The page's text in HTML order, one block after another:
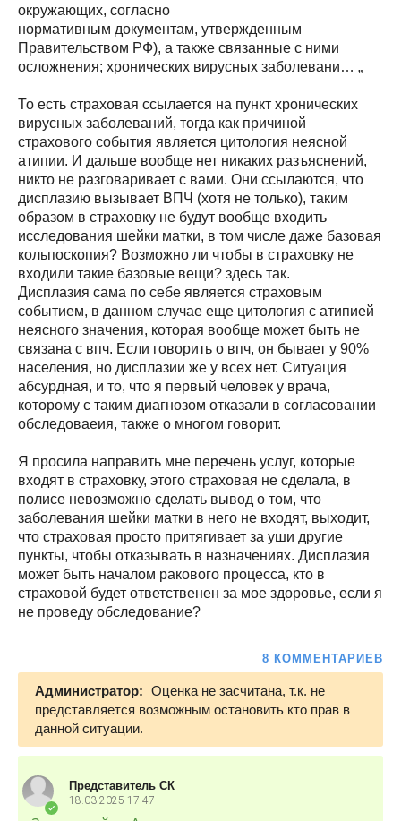
окружающих, согласно
нормативным документам, утвержденным
Правительством РФ), а также связанные с ними
осложнения; хронических вирусных заболевани… „
То есть страховая ссылается на пункт хронических
вирусных заболеваний, тогда как причиной
страхового события является цитология неясной
атипии. И дальше вообще нет никаких разъяснений,
никто не разговаривает с вами. Они ссылаются, что
дисплазию вызывает ВПЧ (хотя не только), таким
образом в страховку не будут вообще входить
исследования шейки матки, в том числе даже базовая
кольпоскопия? Возможно ли чтобы в страховку не
входили такие базовые вещи? здесь так.
Дисплазия сама по себе является страховым
событием, в данном случае еще цитология с атипией
неясного значения, которая вообще может быть не
связана с впч. Если говорить о впч, он бывает у 90%
населения, но дисплазии же у всех нет. Ситуация
абсурдная, и то, что я первый человек у врача,
которому с таким диагнозом отказали в согласовании
обследоваеия, также о многом говорит.
Я просила направить мне перечень услуг, которые
входят в страховку, этого страховая не сделала, в
полисе невозможно сделать вывод о том, что
заболевания шейки матки в него не входят, выходит,
что страховая просто притягивает за уши другие
пункты, чтобы отказывать в назначениях. Дисплазия
может быть началом ракового процесса, кто в
страховой будет ответственен за мое здоровье, если я
не проведу обследование?
8 КОММЕНТАРИЕВ
Администратор: Оценка не засчитана, т.к. не
представляется возможным остановить кто прав в
данной ситуации.
Представитель СК
18.03.2025 17:47